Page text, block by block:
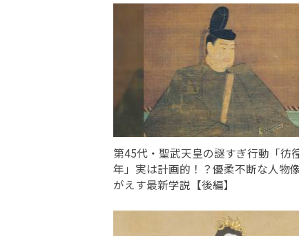
第45代・聖武天皇の謎すぎ行動「彷
年」実は計画的！？優柔不断な人物
がえす最新学説【後編】